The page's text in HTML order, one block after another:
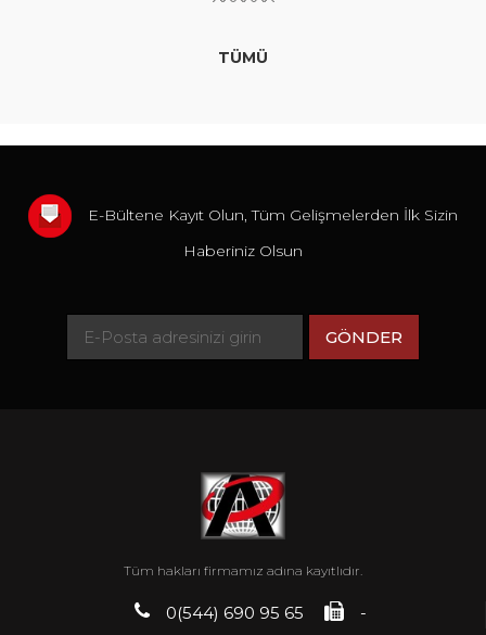
TÜMÜ
E-Bültene Kayıt Olun, Tüm Gelişmelerden İlk Sizin
Haberiniz Olsun
Tüm hakları firmamız adına kayıtlıdır.
0(544) 690 95 65 -